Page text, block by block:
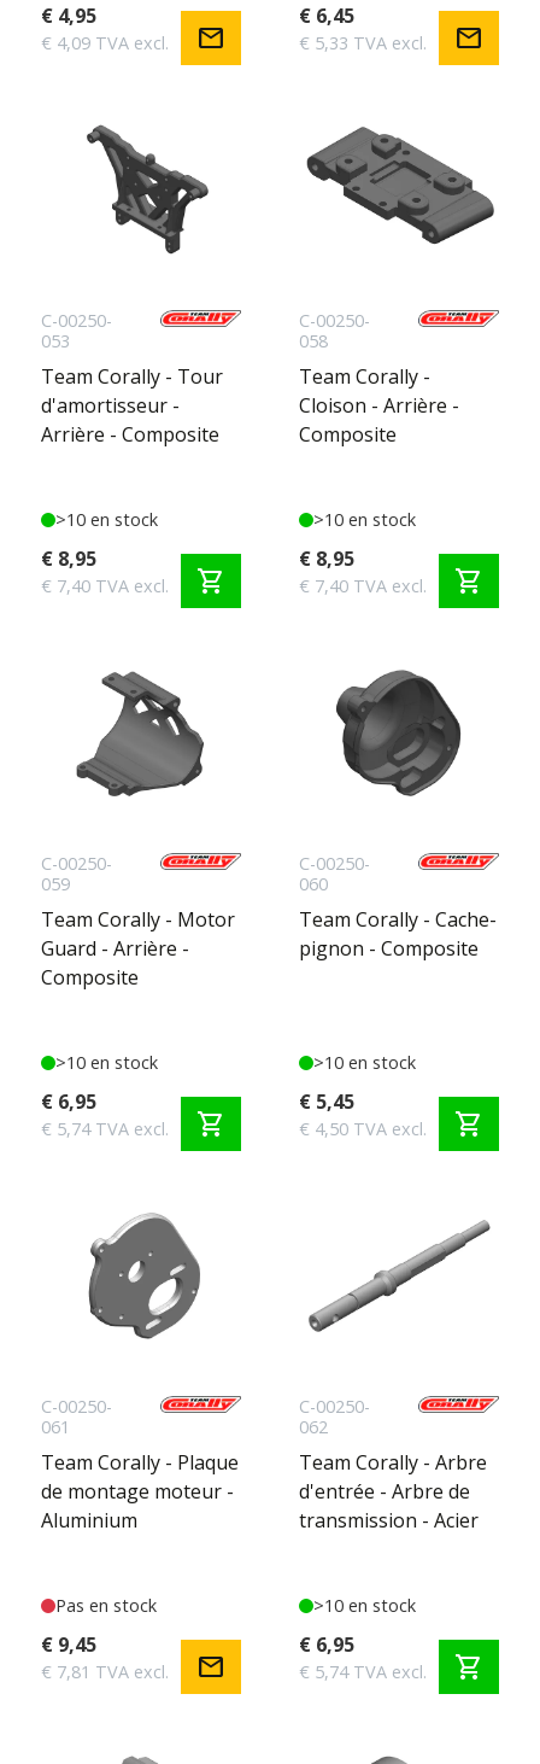
€ 4,95
€ 4,09 TVA excl. mail
€ 6,45
€ 5,33 TVA excl. mail
C-00250-
053
Team Corally - Tour
d'amortisseur -
Arrière - Composite
>10 en stock
€ 8,95
€ 7,40 TVA excl. shopping_cart
C-00250-
058
Team Corally -
Cloison - Arrière -
Composite
>10 en stock
€ 8,95
€ 7,40 TVA excl. shopping_cart
C-00250-
059
Team Corally - Motor
Guard - Arrière -
Composite
>10 en stock
€ 6,95
€ 5,74 TVA excl. shopping_cart
C-00250-
060
Team Corally - Cache-
pignon - Composite
>10 en stock
€ 5,45
€ 4,50 TVA excl. shopping_cart
C-00250-
061
Team Corally - Plaque
de montage moteur -
Aluminium
Pas en stock
€ 9,45
€ 7,81 TVA excl. mail
C-00250-
062
Team Corally - Arbre
d'entrée - Arbre de
transmission - Acier
>10 en stock
€ 6,95
€ 5,74 TVA excl. shopping_cart